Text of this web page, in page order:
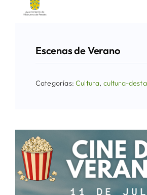
Escenas de Verano
Categorías:Cultura, cultura-